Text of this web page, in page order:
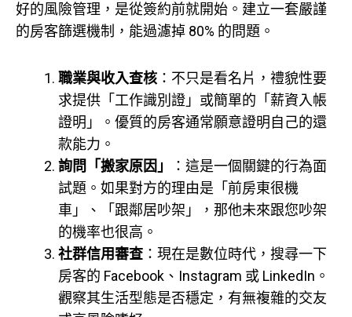
好的風險管理，是從簽約前就開始。建立一套嚴謹
的房客篩選機制，能過濾掉 80% 的問題。
職業與收入查核 ：不只是看名片，禮貌性要
求提供「工作識別證」或簡單的「薪資入帳
證明」。優質的房客通常願意證明自己的還
款能力。
詢問「搬家原因」
：這是一個關鍵的行為面
試題。如果對方的理由是「前房東很機
車」、「跟鄰居吵架」，那他未來跟您吵架
的機率也很高。
社群信用審查 ：現在是數位時代，搜尋一下
房客的 Facebook、Instagram 或 LinkedIn。
觀察其生活型態是否穩定，有無複雜的交友